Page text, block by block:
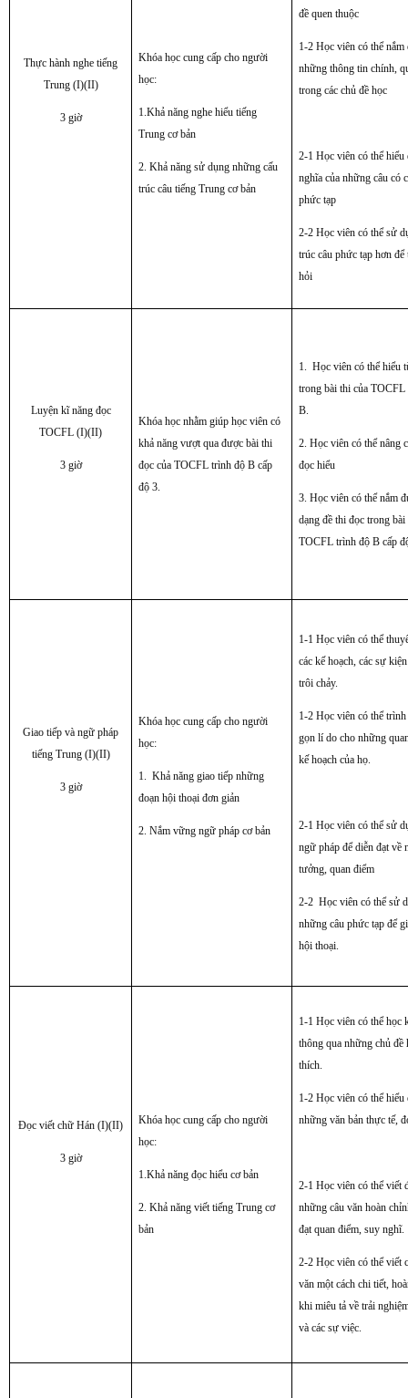
Thực hành nghe tiếng
Trung (I)(II)
3 giờ
Khóa học cung cấp cho người
học:
1.Khả năng nghe hiểu tiếng
Trung cơ bản
2. Khả năng sử dụng những cấu
trúc câu tiếng Trung cơ bản
đề quen thuộc
1-2 Học viên có thể nắm
những thông tin chính,
trong các chủ đề học
2-1 Học viên có thể hiểu
nghĩa của những câu có
phức tạp
2-2 Học viên có thể sử
trúc câu phức tạp hơn để
hỏi
Luyện kĩ năng đọc
TOCFL (I)(II)
3 giờ
Khóa học nhằm giúp học viên có
khả năng vượt qua được bài thi
đọc của TOCFL trình độ B cấp
độ 3.
1. Học viên có thể hiểu
trong bài thi của
B.
2. Học viên có thể nâng
đọc hiểu
3. Học viên có thể nắm
dạng đề thi đọc trong bài
TOCFL trình độ B cấp
Giao tiếp và ngữ pháp
tiếng Trung (I)(II)
3 giờ
Khóa học cung cấp cho người
học:
1. Khả năng giao tiếp những
đoạn hội thoại đơn giản
2. Nắm vững ngữ pháp cơ bản
1-1 Học viên có thể
các kế hoạch, các sự
trôi chảy.
1-2 Học viên có thể
gọn lí do cho những
kế hoạch của họ.
2-1 Học viên có thể sử
ngữ pháp để diễn đạt về
tưởng, quan điểm
2-2 Học viên có thể sử
những câu phức tạp để
hội thoại.
Đọc viết chữ Hán (I)(II)
3 giờ
Khóa học cung cấp cho người
học:
1.Khả năng đọc hiểu cơ bản
2. Khả năng viết tiếng Trung cơ
bản
1-1 Học viên có thể học
thông qua những chủ đề
thích.
1-2 Học viên có thể hiểu
những văn bản thực tế,
2-1 Học viên có thể viết
những câu văn hoàn
đạt quan điểm, suy nghĩ.
2-2 Học viên có thể viết
văn một cách chi tiết,
khi miêu tả về trải
và các sự việc.